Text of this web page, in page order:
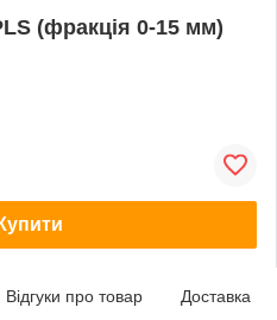
(фракція 0-15 мм)
Купити
Відгуки про товар Доставка